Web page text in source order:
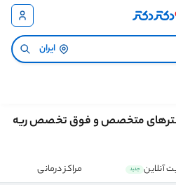
ایران
متخصص و فوق تخصص ریه
آنلاین جدید مراکز درمانی